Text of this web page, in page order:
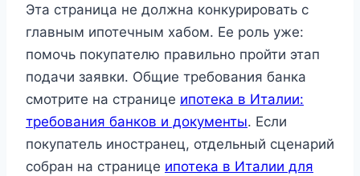
Эта страница не должна конкурировать с
главным ипотечным хабом. Ее роль уже:
помочь покупателю правильно пройти этап
подачи заявки. Общие требования банка
смотрите на странице ипотека в Италии:
требования банков и документы. Если
покупатель иностранец, отдельный сценарий
собран на странице ипотека в Италии для